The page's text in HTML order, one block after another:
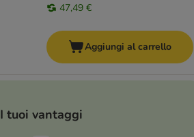
47,49 €
Aggiungi al carrello
I tuoi vantaggi